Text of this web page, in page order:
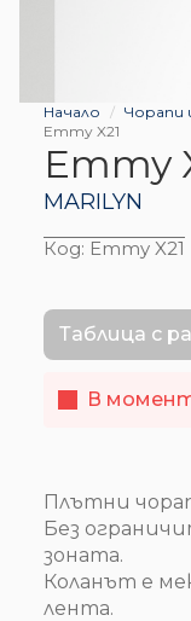
Начало Чорапи
Emmy X21
Emmy
MARILYN
Код: Emmy X21
Таблица с
В
Плътни
Без
зоната.
Коланът е
лента.